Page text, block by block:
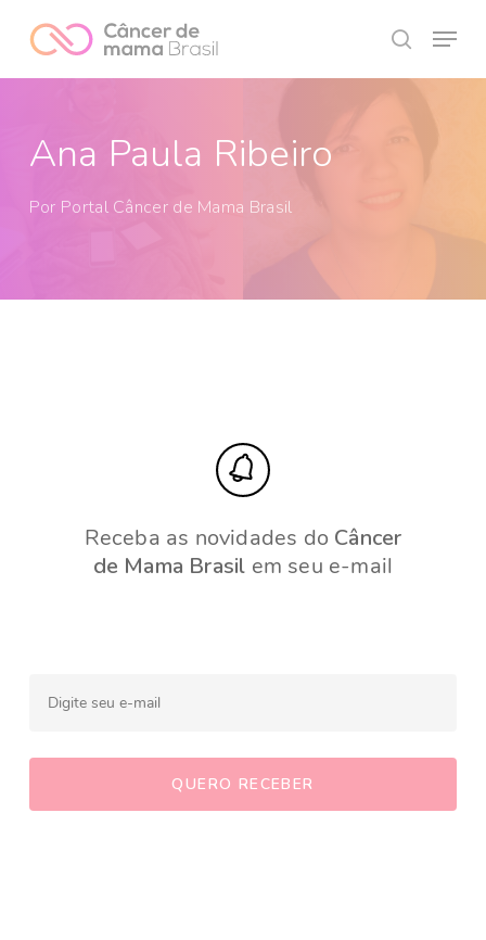
main
Menu
Ana Paula Ribeiro
Por Portal Câncer de Mama Brasil
Receba as novidades do Câncer
de Mama Brasil em seu e-mail